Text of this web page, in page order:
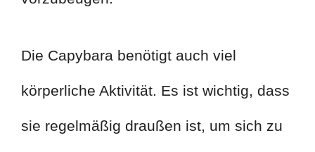
Die Capybara benötigt auch viel
körperliche Aktivität. Es ist wichtig, dass
sie regelmäßig draußen ist, um sich zu